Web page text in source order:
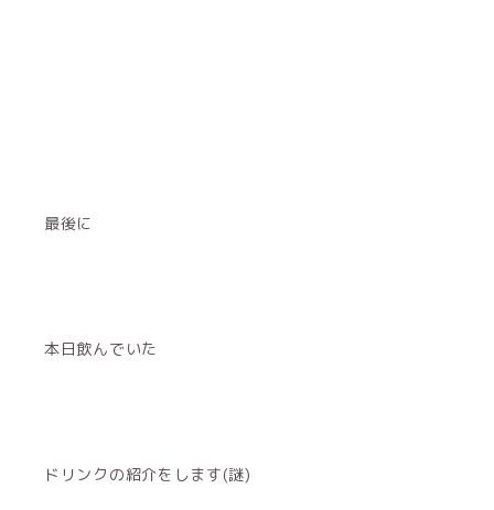
最後に
本日飲んでいた
ドリンクの紹介をします(謎)